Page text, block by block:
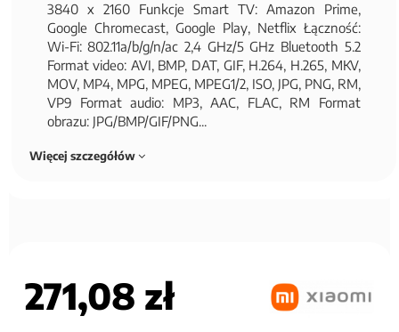
3840 x 2160 Funkcje Smart TV: Amazon Prime,
Google Chromecast, Google Play, Netflix Łączność:
Wi-Fi: 802.11a/b/g/n/ac 2,4 GHz/5 GHz Bluetooth 5.2
Format video: AVI, BMP, DAT, GIF, H.264, H.265, MKV,
MOV, MP4, MPG, MPEG, MPEG1/2, ISO, JPG, PNG, RM,
VP9 Format audio: MP3, AAC, FLAC, RM Format
obrazu: JPG/BMP/GIF/PNG...
Więcej szczegółów
271,08 zł